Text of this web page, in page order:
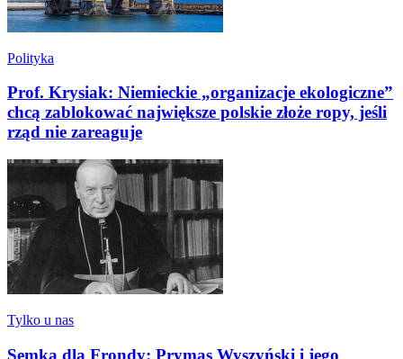
Polityka
Prof. Krysiak: Niemieckie „organizacje ekologiczne”
chcą zablokować największe polskie złoże ropy, jeśli
rząd nie zareaguje
Tylko u nas
Semka dla Frondy: Prymas Wyszyński i jego